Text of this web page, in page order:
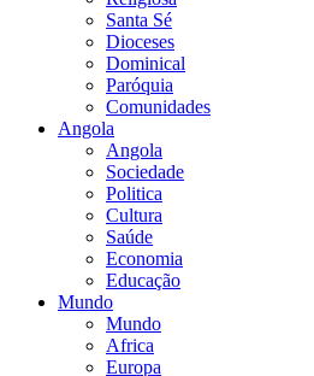
Santa Sé
Dioceses
Dominical
Paróquia
Comunidades
Angola
Angola
Sociedade
Politica
Cultura
Saúde
Economia
Educação
Mundo
Mundo
Africa
Europa